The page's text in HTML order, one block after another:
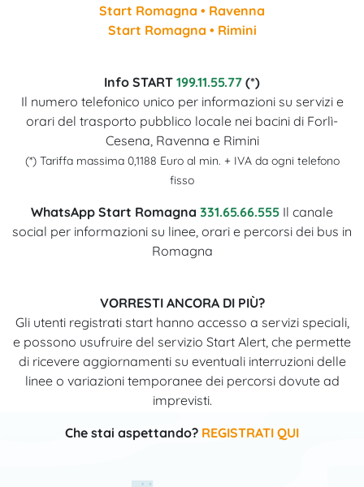
Start Romagna • Ravenna
Start Romagna • Rimini
Info START 199.11.55.77 (*)
Il numero telefonico unico per informazioni su servizi e
orari del trasporto pubblico locale nei bacini di Forlì-
Cesena, Ravenna e Rimini
(*) Tariffa massima 0,1188 Euro al min. + IVA da ogni telefono
fisso
WhatsApp Start Romagna 331.65.66.555 Il canale
social per informazioni su linee, orari e percorsi dei bus in
Romagna
VORRESTI ANCORA DI PIÙ?
Gli utenti registrati start hanno accesso a servizi speciali,
e possono usufruire del servizio Start Alert, che permette
di ricevere aggiornamenti su eventuali interruzioni delle
linee o variazioni temporanee dei percorsi dovute ad
imprevisti.
Che stai aspettando? REGISTRATI QUI